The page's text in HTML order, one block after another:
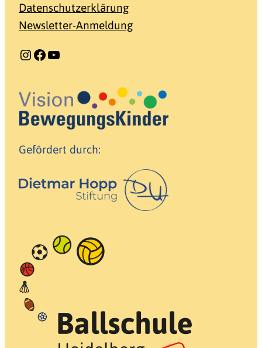
Datenschutzerklärung
Newsletter-Anmeldung
Instagram Facebook YouTube
Gefördert durch: